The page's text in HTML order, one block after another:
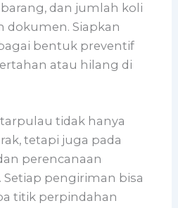
dan jumlah koli
dokumen. Siapkan
bentuk preventif
atau hilang di
tidak hanya
tetapi juga pada
perencanaan
Setiap pengiriman bisa
titik perpindahan